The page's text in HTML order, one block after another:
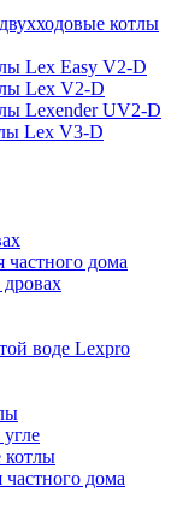
котлы
Lex Easy V2-D
Lex V2-D
Lexender UV2-D
Lex V3-D
дома
воде Lexpro
котлы
дома